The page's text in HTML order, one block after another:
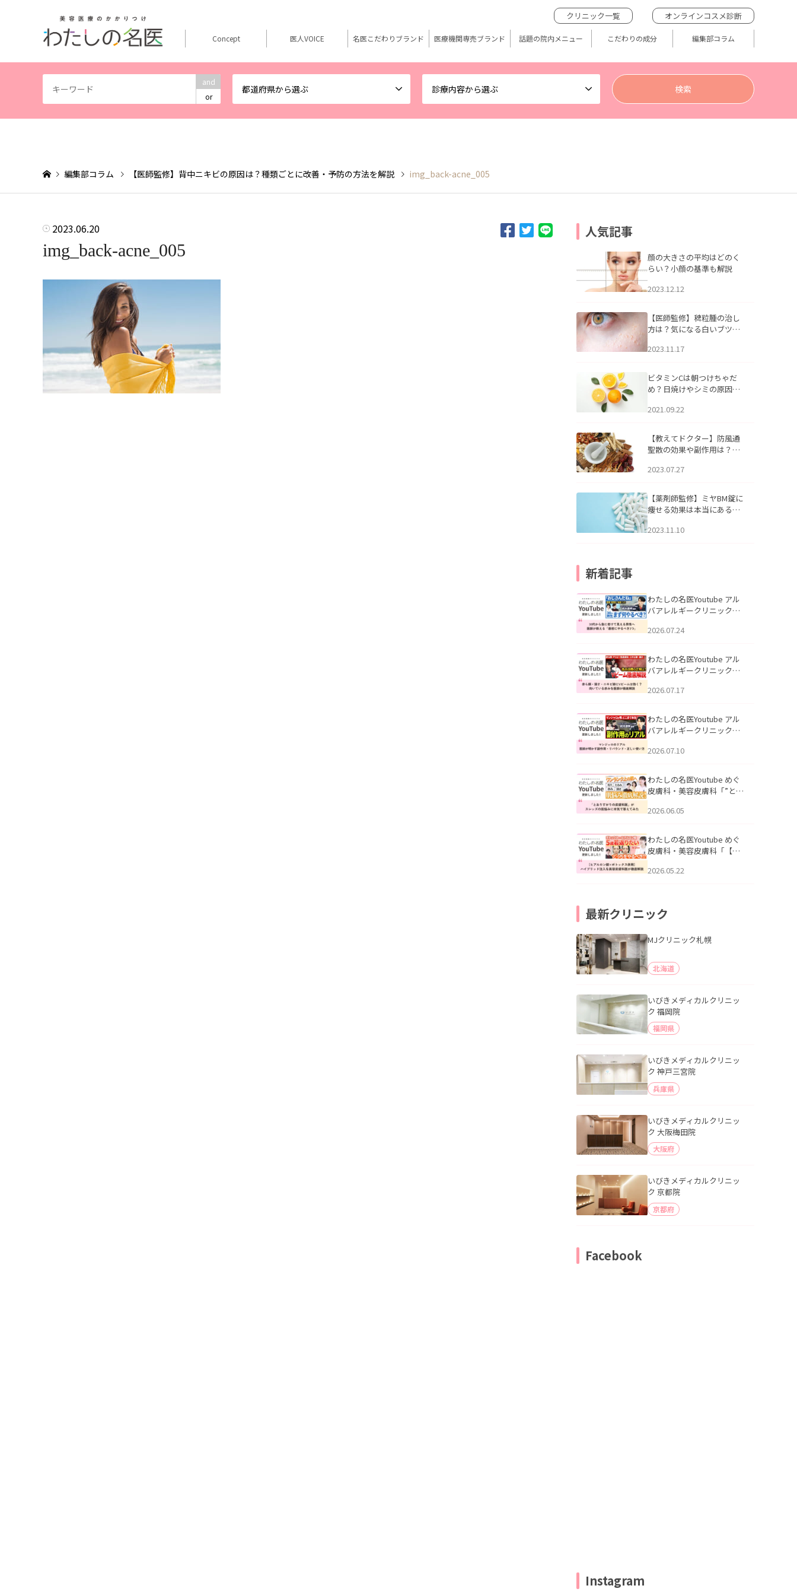
and
or
都道府県から選ぶ 診療内容から選ぶ
クリニック一覧 オンラインコスメ診断
Concept 医人VOICE 名医こだわりブランド 医療機関専売ブランド 話題の院内メニュー こだわりの成分 編集部コラム
編集部コラム 【医師監修】背中ニキビの原因は？種類ごとに改善・予防の方法を解説 img_back-acne_005
2023.06.20
img_back-acne_005
人気記事
顔の大きさの平均はどのく
らい？小顔の基準も解説
2023.12.12
【医師監修】稗粒腫の治し
方は？気になる白いブツブ
アについて
2023.11.17
ビタミンCは朝つけちゃだ
め？日焼けやシミの原因に
2021.09.22
【教えてドクター】防風通
聖散の効果や副作用は？長
2023.07.27
【薬剤師監修】ミヤBM錠に
痩せる効果は本当にある
2023.11.10
新着記事
わたしの名医Youtube アル
バアレルギークリニック札
える男性へ｜医師が教える
公開いたしました。
2026.07.24
わたしの名医Youtube アル
バアレルギークリニック札
跡にVビームは効く？向いて
説」を公開いたしました。
2026.07.17
わたしの名医Youtube アル
バアレルギークリニック札
医師が明かす副作用・リバ
公開いたしました。
2026.07.10
わたしの名医Youtube めぐ
皮膚科・美容皮膚科「”とお
ッズの肌悩みに本気で答え
た。
2026.06.05
わたしの名医Youtube めぐ
皮膚科・美容皮膚科「【ヒ
用】ハイブリッド注入を美
2026.05.22
最新クリニック
MJクリニック札幌
北海道
いびきメディカルクリニッ
ク 福岡院
福岡県
いびきメディカルクリニッ
ク 神戸三宮院
兵庫県
いびきメディカルクリニッ
ク 大阪梅田院
大阪府
いびきメディカルクリニッ
ク 京都院
京都府
Facebook
Instagram